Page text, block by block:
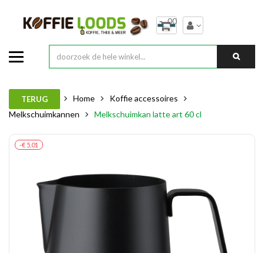
00
TERUG Home
Koffie accessoires
Melkschuimkannen
Melkschuimkan latte art 60 cl
-€ 5,01